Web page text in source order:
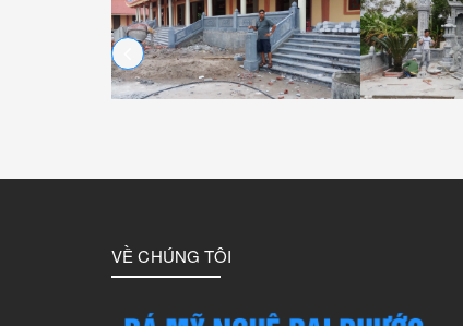
VỀ CHÚNG TÔI